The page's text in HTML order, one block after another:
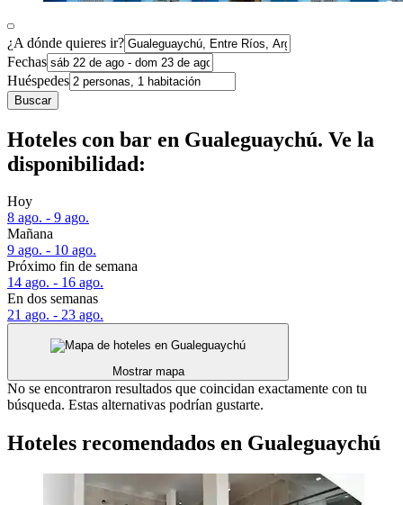
¿A dónde quieres ir?
Fechas
Huéspedes
Buscar
Hoteles con bar en Gualeguaychú. Ve la
disponibilidad:
Hoy
8 ago. - 9 ago.
Mañana
9 ago. - 10 ago.
Próximo fin de semana
14 ago. - 16 ago.
En dos semanas
21 ago. - 23 ago.
Mostrar mapa
No se encontraron resultados que coincidan exactamente con tu
búsqueda. Estas alternativas podrían gustarte.
Hoteles recomendados en Gualeguaychú